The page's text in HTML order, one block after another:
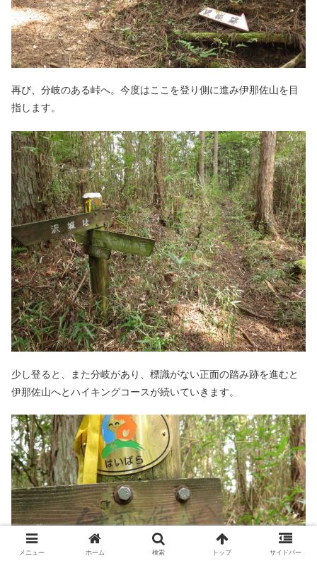
再び、分岐のある峠へ。今度はここを登り側に進み伊那佐山を目
指します。
少し登ると、また分岐があり、標識がない正面の踏み跡を進むと
伊那佐山へとハイキングコースが続いていきます。
メニュー ホーム 検索 トップ サイドバー